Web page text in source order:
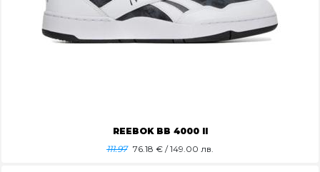
REEBOK BB 4000 II
111.97 76.18 € / 149.00 лв.